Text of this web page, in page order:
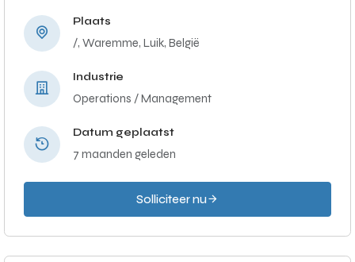
Plaats
/, Waremme, Luik, België
Industrie
Operations / Management
Datum geplaatst
7 maanden geleden
Solliciteer nu